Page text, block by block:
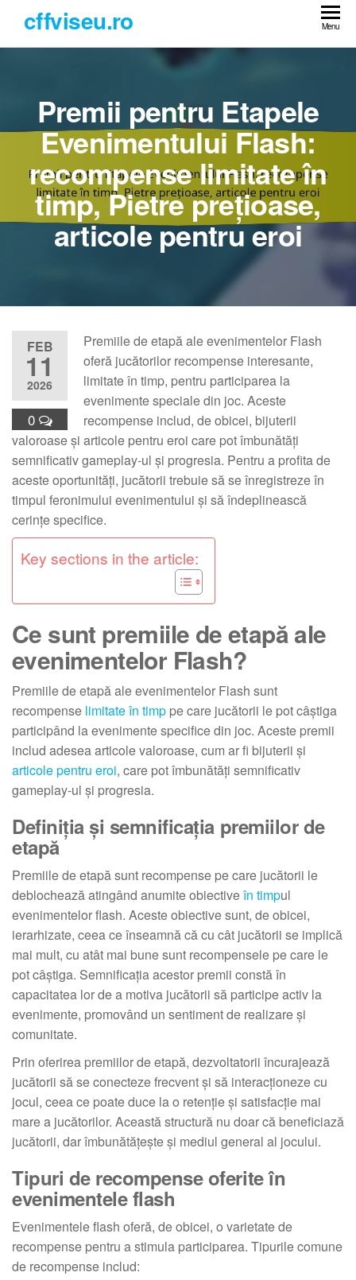
the
cffviseu.ro Menu
Premii pentru Etapele
Evenimentului Flash:
recompense limitate în
timp, Pietre prețioase,
articole pentru eroi
FEB
11
2026
0
Premiile de etapă ale evenimentelor Flash
oferă jucătorilor recompense interesante,
limitate în timp, pentru participarea la
evenimente speciale din joc. Aceste
recompense includ, de obicei, bijuterii
valoroase și articole pentru eroi care pot îmbunătăți
semnificativ gameplay-ul și progresia. Pentru a profita de
aceste oportunități, jucătorii trebuie să se înregistreze în
timpul feronimului evenimentului și să îndeplinească
cerințe specifice.
Key sections in the article:
Ce sunt premiile de etapă ale
evenimentelor Flash?
Premiile de etapă ale evenimentelor Flash sunt
recompense limitate în timp pe care jucătorii le pot câștiga
participând la evenimente specifice din joc. Aceste premii
includ adesea articole valoroase, cum ar fi bijuterii și
articole pentru eroi, care pot îmbunătăți semnificativ
gameplay-ul și progresia.
Definiția și semnificația premiilor de
etapă
Premiile de etapă sunt recompense pe care jucătorii le
deblochează atingând anumite obiectiveîn timpul
evenimentelor flash. Aceste obiective sunt, de obicei,
ierarhizate, ceea ce înseamnă că cu cât jucătorii se implică
mai mult, cu atât mai bune sunt recompensele pe care le
pot câștiga. Semnificația acestor premii constă în
capacitatea lor de a motiva jucătorii să participe activ la
evenimente, promovând un sentiment de realizare și
comunitate.
Prin oferirea premiilor de etapă, dezvoltatorii încurajează
jucătorii să se conecteze frecvent și să interacționeze cu
jocul, ceea ce poate duce la o retenție și satisfacție mai
mare a jucătorilor. Această structură nu doar că beneficiază
jucătorii, dar îmbunătățește și mediul general al jocului.
Tipuri de recompense oferite în
evenimentele flash
Evenimentele flash oferă, de obicei, o varietate de
recompense pentru a stimula participarea. Tipurile comune
de recompense includ: